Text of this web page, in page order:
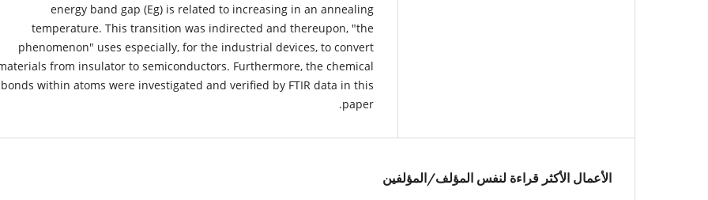
energy band gap (Eg) is related to increasing in an annealing
temperature. This transition was indirected and thereupon, "the
phenomenon" uses especially, for the industrial devices, to convert
from insulator to semiconductors. Furthermore, the chemical
bonds within atoms were investigated and verified by FTIR data in this
paper.
الأعمال الأكثر قراءة لنفس المؤلف/المؤلفين